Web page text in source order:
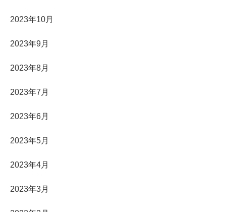
2023年10月
2023年9月
2023年8月
2023年7月
2023年6月
2023年5月
2023年4月
2023年3月